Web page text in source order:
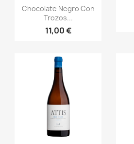
Vista rápida
Chocolate Negro Con
Trozos...
11,00 €